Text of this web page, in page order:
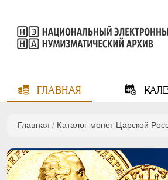
ГЛАВНАЯ
Главная / Каталог монет Царской